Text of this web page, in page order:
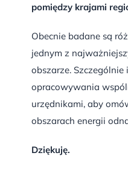
pomiędzy krajami
Obecnie badane są
jednym z
obszarze.
opracowywania
urzędnikami, aby
obszarach energii
Dziękuję.